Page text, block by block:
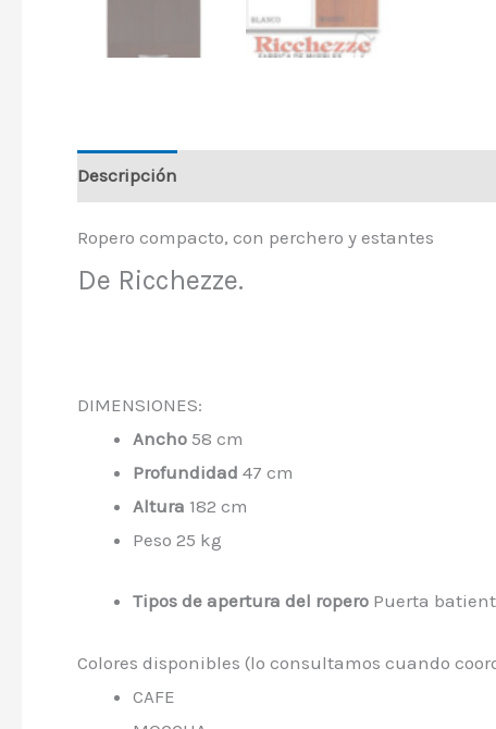
Descripción
Ropero compacto, con perchero y estantes
De Ricchezze.
DIMENSIONES:
Ancho 58 cm
Profundidad 47 cm
Altura 182 cm
Peso 25 kg
Tipos de apertura del ropero Puerta
Colores disponibles (lo consultamos cuando
CAFE